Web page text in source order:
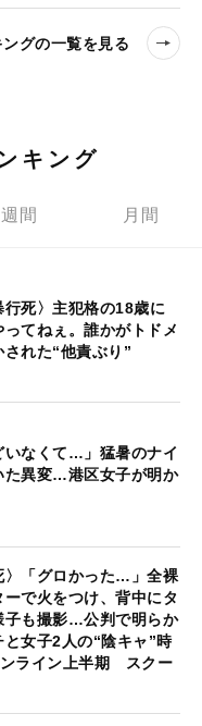
グの一覧を見る
キング
週間 月間
行死〉主犯格の18歳に
てねぇ。誰かがトドメ
れた“他責ぶり”
いなくて…」猛暑のナイ
た異変…港区女子が明か
〉「グロかった…」全裸
で火をつけ、背中にタ
子も撮影…公判で明らか
女子2人の“陰キャ”時
ライン上半期 スクー